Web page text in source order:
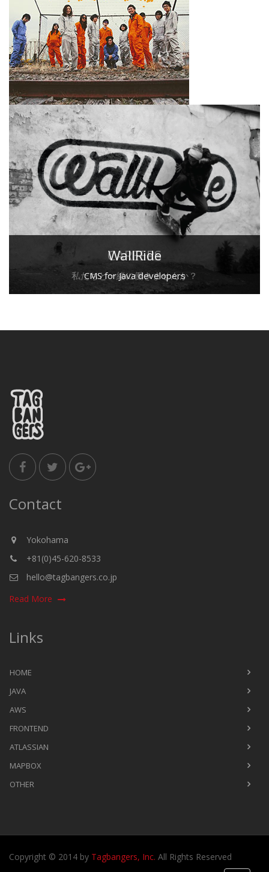
CAREERS
私たちと一緒に働きませんか？
WallRide
CMS for Java developers
Contact
Yokohama
+81(0)45-620-8533
hello@tagbangers.co.jp
Read More
Links
HOME
JAVA
AWS
FRONTEND
ATLASSIAN
MAPBOX
OTHER
Copyright © 2014 by Tagbangers, Inc. All Rights Reserved